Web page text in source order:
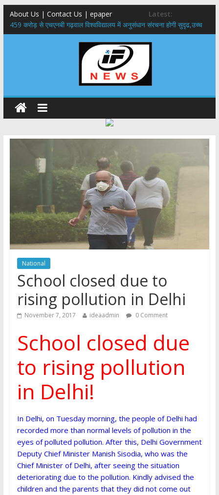
About Us | Contact Us | epaper
Latest:
459 करोड़ से एचएनबी गढ़वाल विश्वविद्यालय में अनुसंधान संरचना होगी सुदृढ,उच्च
शिक्षा मंत्री धन सिंह रावत ने नवनियुक्त केन्द्रीय शिक्षा मंत्री से की मुलाकात
राष्ट्रीय हथकरघा दिवस पर मुख्यमंत्री धामी ने उत्कृष्ट बुनकरों और हस्तशिल्प
​धामी कैबिनेट का बड़ा फैसला: पशुपालकों को 60% तक सब्सिडी, गंगा एक्सप्रेसवे का
​हरिद्वार से वीरभद्र (ऋषिकेश) तक निकली BJYM की भव्य कांवड़ यात्रा; तेजस्वी
सूर्या ने की देश व प्रदेशवासियों के कल्याण की कामना
24×7 अलर्ट मोड में रहें अधिकारी-मुख्य सचिव मानसून-एसईओसी से मुख्य सचिव ने
की विस्तृत समीक्षा कहा-बंद सड़कों को शीघ्र खोला जाए, लोगों को न हो दिक्कत
National
School closed due to
rising pollution in Delhi
November 7, 2017 ideaadmin 0 Comment
School closed due
to rising pollution
in Delhi!
In Delhi, on Tuesday morning, the people of Delhi had
recorded more than normal levels of pollution in the
eyes of polluted pollution. After this, Delhi Government
Deputy Chief Minister Manish Sisodia, who was the
Chief Minister of Delhi, after seeing the situation
deteriorating due to the pollution. Kindly advised the
children and the parents that they did not come out